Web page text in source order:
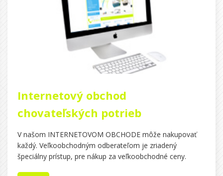
Internetový obchod
chovateľských potrieb
V našom INTERNETOVOM OBCHODE môže nakupovať
každý. Veľkoobchodným odberateľom je zriadený
špeciálny prístup, pre nákup za veľkoobchodné ceny.